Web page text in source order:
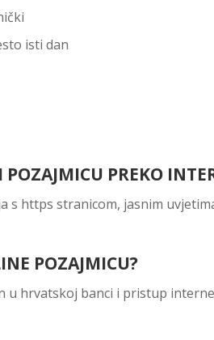
isti dan
PREKO
s https stranicom, jasnim
POZAJMICU?
u hrvatskoj banci i pristup